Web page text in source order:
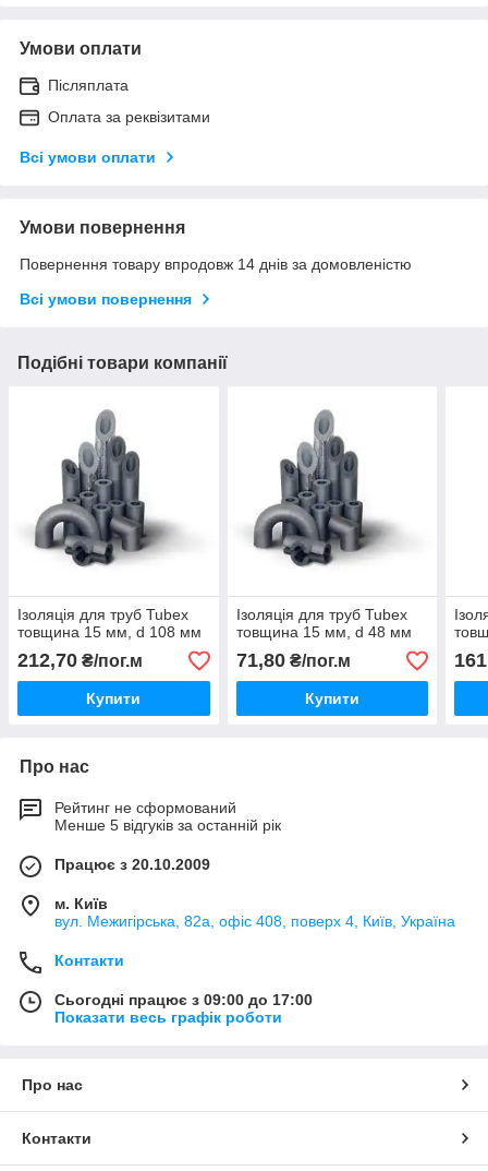
Умови оплати
Післяплата
Оплата за реквізитами
Всі умови оплати
Умови повернення
Повернення товару впродовж 14 днів за домовленістю
Всі умови повернення
Подібні товари компанії
Ізоляція для труб Tubex
товщина 15 мм, d 108 мм
212,70 ₴/пог.м
Купити
Ізоляція для труб Tubex
товщина 15 мм, d 48 мм
71,80₴/пог.м
Купити
Про нас
Рейтинг не сформований
Менше 5 відгуків за останній рік
Працює з 20.10.2009
м. Київ
вул. Межигірська, 82а, офіс 408, поверх 4, Київ, Україна
Контакти
Сьогодні працює з 09:00 до 17:00
Показати весь графік роботи
Про нас
Контакти